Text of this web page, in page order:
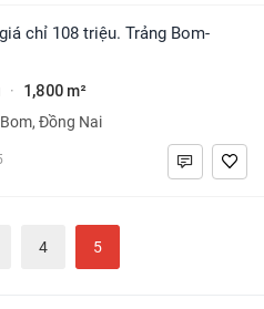
· 1,800 m²
Đồng Nai
4 5